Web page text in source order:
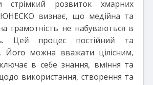
стрімкий розвиток хмарних
ЮНЕСКО визнає, що медійна та
грамотність не набуваються в
Цей процес постійний та
Його можна вважати цілісним,
в себе знання, вміння та
використання, створення та